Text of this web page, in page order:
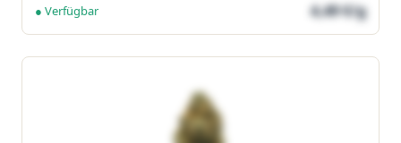
● Verfügbar 4,49 €/g